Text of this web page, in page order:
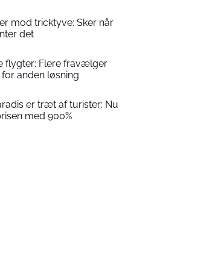
mod tricktyve: Sker når
det
flygter: Flere fravælger
anden løsning
er træt af turister: Nu
med 900%